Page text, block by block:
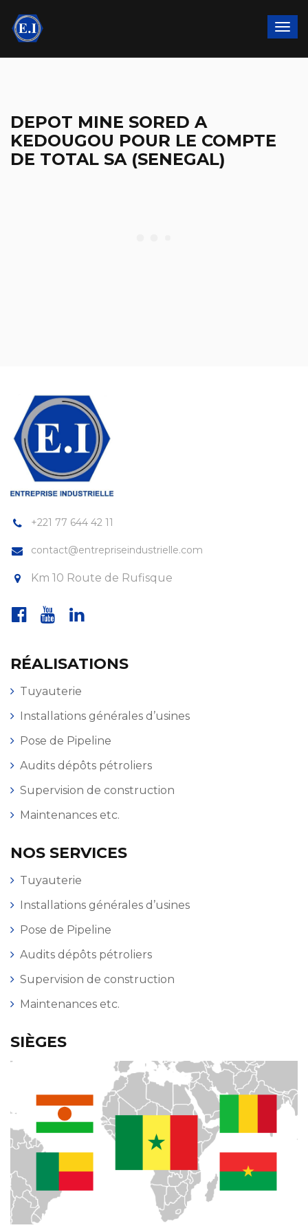
DEPOT MINE SORED A
KEDOUGOU POUR LE COMPTE
DE TOTAL SA (SENEGAL)
+221 77 644 42 11
contact@entrepriseindustrielle.com
Km 10 Route de Rufisque
RÉALISATIONS
Tuyauterie
Installations générales d’usines
Pose de Pipeline
Audits dépôts pétroliers
Supervision de construction
Maintenances etc.
NOS SERVICES
Tuyauterie
Installations générales d’usines
Pose de Pipeline
Audits dépôts pétroliers
Supervision de construction
Maintenances etc.
SIÈGES